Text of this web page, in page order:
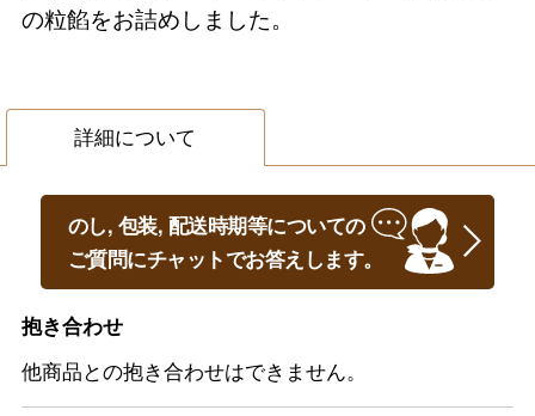
の粒餡をお詰めしました。
詳細について
のし, 包装, 配送時期等についての
ご質問にチャットでお答えします。
抱き合わせ
他商品との抱き合わせはできません。